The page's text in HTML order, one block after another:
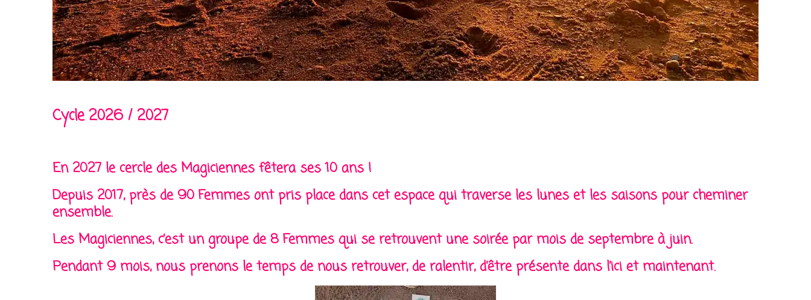
Cycle 2026 / 2027
En 2027 le cercle des Magiciennes fêtera ses 10 ans !
Depuis 2017, près de 90 Femmes ont pris place dans cet espace qui traverse les lunes et les saisons pour cheminer
ensemble.
Les Magiciennes, c’est un groupe de 8 Femmes qui se retrouvent une soirée par mois de septembre à juin.
Pendant 9 mois, nous prenons le temps de nous retrouver, de ralentir, d’être présente dans l’ici et maintenant.